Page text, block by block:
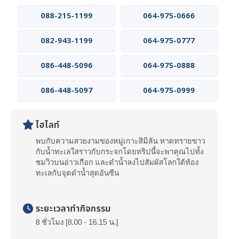
088-215-1199
064-975-0666
082-943-1199 064-975-0777
086-448-5096 064-975-0888
086-448-5097 064-975-0999
ไฮไลท์
พบกับความสวยงามของหมู่เกาะสิมิลัน หาดทรายขาว
กับน้ำทะเลใสราวกับกระจกโดยทริปนี้จะพาคุณไปทั้ง
ชมวิวบนอ่าวเกือก และดำน้ำลงไปสัมผัสโลกใต้ท้อง
ทะเลกับจุดดำน้ำสุดอันซีน
ระยะเวลาทำกิจกรรม
8 ชั่วโมง [8.00 - 16.15 น.]